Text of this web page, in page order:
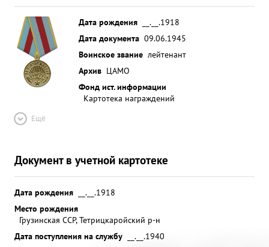
Дата рождения
__.__.1918
Дата документа 09.06.1945
Воинское звание лейтенант
Архив ЦАМО
Фонд ист. информации
Картотека награждений
Ещё
Документ в учетной картотеке
Дата рождения
__.__.1918
Место рождения
Грузинская ССР, Тетрицкаройский р-н
Дата поступления на службу
__.__.1940